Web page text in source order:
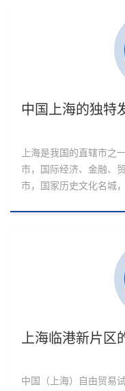
中国上海的独特
上海是我国的直辖市之
市，国际经济、金融、
市，国家历史文化名城
金融、贸易、航运中心
有全球影响力的科技...
上海临港新片区
中国（上海）自由贸易